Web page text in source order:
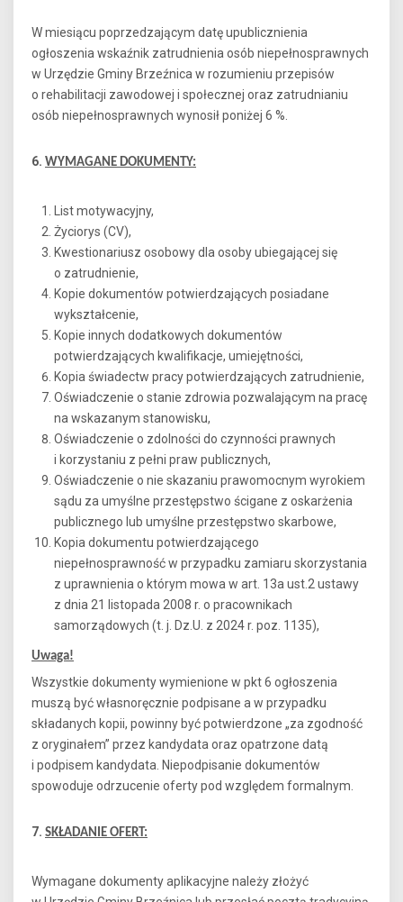
W miesiącu poprzedzającym datę upublicznienia
ogłoszenia wskaźnik zatrudnienia osób niepełnosprawnych
w Urzędzie Gminy Brzeźnica w rozumieniu przepisów
o rehabilitacji zawodowej i społecznej oraz zatrudnianiu
osób niepełnosprawnych wynosił poniżej 6 %.
6. WYMAGANE DOKUMENTY:
List motywacyjny,
Życiorys (CV),
Kwestionariusz osobowy dla osoby ubiegającej się
o zatrudnienie,
Kopie dokumentów potwierdzających posiadane
wykształcenie,
Kopie innych dodatkowych dokumentów
potwierdzających kwalifikacje, umiejętności,
Kopia świadectw pracy potwierdzających zatrudnienie,
Oświadczenie o stanie zdrowia pozwalającym na pracę
na wskazanym stanowisku,
Oświadczenie o zdolności do czynności prawnych
i korzystaniu z pełni praw publicznych,
Oświadczenie o nie skazaniu prawomocnym wyrokiem
sądu za umyślne przestępstwo ścigane z oskarżenia
publicznego lub umyślne przestępstwo skarbowe,
Kopia dokumentu potwierdzającego
niepełnosprawność w przypadku zamiaru skorzystania
z uprawnienia o którym mowa w art. 13a ust.2 ustawy
z dnia 21 listopada 2008 r. o pracownikach
samorządowych (t. j. Dz.U. z 2024 r. poz. 1135),
Uwaga!
Wszystkie dokumenty wymienione w pkt 6 ogłoszenia
muszą być własnoręcznie podpisane a w przypadku
składanych kopii, powinny być potwierdzone „za zgodność
z oryginałem” przez kandydata oraz opatrzone datą
i podpisem kandydata. Niepodpisanie dokumentów
spowoduje odrzucenie oferty pod względem formalnym.
7. SKŁADANIE OFERT:
Wymagane dokumenty aplikacyjne należy złożyć